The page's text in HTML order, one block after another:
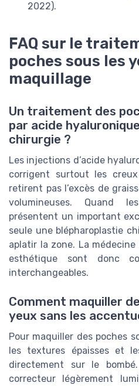
2022).
FAQ sur le
poches sous les
maquillage
Un traitement des
par acide
chirurgie ?
Les injections d’acide
corrigent surtout les
retirent pas l’excès de
volumineuses. Quand
présentent un important
seule une blépharoplastie
aplatir la zone. La
esthétique sont donc
interchangeables.
Comment maquiller
yeux sans les
Pour maquiller des poches
les textures épaisses et
directement sur le
correcteur légèrement